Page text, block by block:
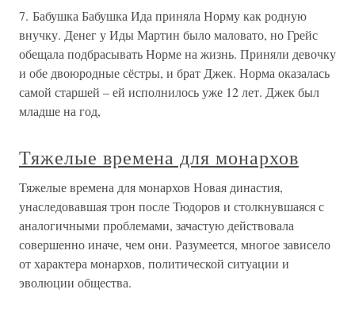
7. Бабушка Бабушка Ида приняла Норму как родную
внучку. Денег у Иды Мартин было маловато, но Грейс
обещала подбрасывать Норме на жизнь. Приняли девочку
и обе двоюродные сёстры, и брат Джек. Норма оказалась
самой старшей – ей исполнилось уже 12 лет. Джек был
младше на год,
Тяжелые времена для монархов
Тяжелые времена для монархов Новая династия,
унаследовавшая трон после Тюдоров и столкнувшаяся с
аналогичными проблемами, зачастую действовала
совершенно иначе, чем они. Разумеется, многое зависело
от характера монархов, политической ситуации и
эволюции общества.